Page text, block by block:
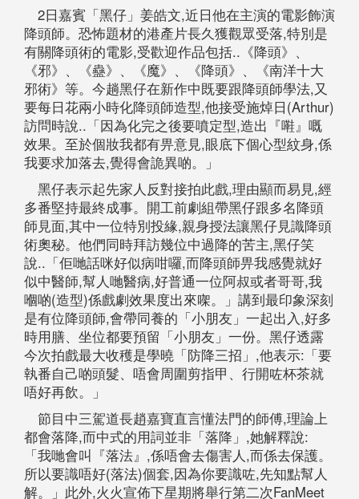
2日嘉賓「黑仔」姜皓文,近日他在主演的電影飾演
降頭師。恐怖題材的港產片長久獲觀眾受落,特別是
有關降頭術的電影,受歡迎作品包括..《降頭》、
《邪》、《蠱》、《魔》、《降頭》、《南洋十大
邪術》等。今趟黑仔在新作中既要跟降頭師學法,又
要每日花兩小時化降頭師造型,他接受施焯日(Arthur)
訪問時說..「因為化完之後要噴定型,造出『嚡』嘅
效果。至於個妝我都有畀意見,眼底下個心型紋身,係
我要求加落去,覺得會詭異啲。」
黑仔表示起先家人反對接拍此戲,理由顯而易見,經
多番堅持最終成事。開工前劇組帶黑仔跟多名降頭
師見面,其中一位特別投緣,親身授法讓黑仔見識降頭
術奧秘。他們同時拜訪幾位中過降的苦主,黑仔笑
說..「佢哋話咪好似病咁囉,而降頭師畀我感覺就好
似中醫師,幫人哋醫病,好普通一位阿叔或者哥哥,我
嗰啲(造型)係戲劇效果度出來㗎。」講到最印象深刻
是有位降頭師,會帶同養的「小朋友」一起出入,好多
時用膳、坐位都要預留「小朋友」一份。黑仔透露
今次拍戲最大收穫是學曉「防降三招」,他表示:「要
執番自己啲頭髮、唔會周圍剪指甲、行開咗杯茶就
唔好再飲。」
節目中三駕道長趙嘉寶直言懂法門的師傅,理論上
都會落降,而中式的用詞並非「落降」,她解釋說:
「我哋會叫『落法』,係唔會去傷害人,而係去保護。
所以要識唔好(落法)個套,因為你要識咗,先知點幫人
解。」此外,火火宣佈下星期將舉行第二次FanMeet